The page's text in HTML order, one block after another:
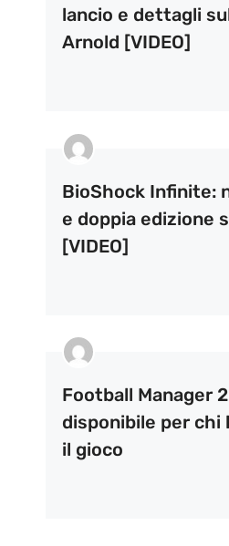
lancio e dettagli
Arnold [VIDEO]
BioShock Infinite:
e doppia edizione
[VIDEO]
Football Manager
disponibile per chi
il gioco